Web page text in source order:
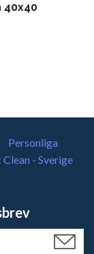
40x40
Personliga
Clean - Sverige